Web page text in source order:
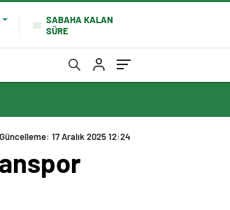
SABAHA KALAN
SÜRE
Güncelleme: 17 Aralık 2025 12:24